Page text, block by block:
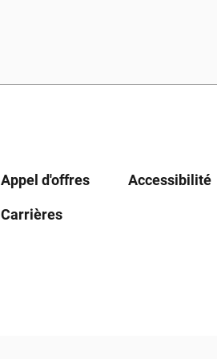
Appel d'offres Accessibilité
Carrières